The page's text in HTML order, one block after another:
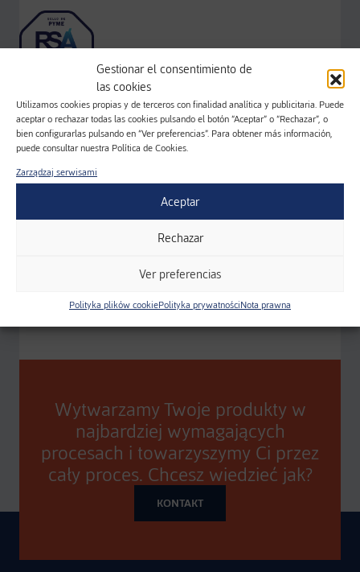
Gestionar el consentimiento de
las cookies
Utilizamos cookies propias y de terceros con finalidad analítica y publicitaria. Puede
aceptar o rechazar todas las cookies pulsando el botón “Aceptar” o “Rechazar”, o
bien configurarlas pulsando en “Ver preferencias”. Para obtener más información,
puede consultar nuestra Política de Cookies.
Zarządzaj serwisami
Aceptar
Rechazar
Ver preferencias
Polityka plików cookiePolityka prywatnościNota prawna
Należymy do klastrów:
Wytwarzamy Twoje produkty w
najbardziej wymagających
procesach i towarzyszymy Ci przez
cały proces. Chcesz wiedzieć jak?
KONTAKT